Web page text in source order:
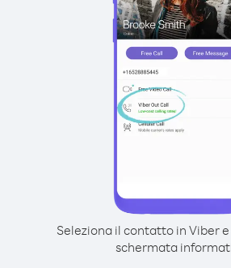
Seleziona il contatto in Viber
schermata